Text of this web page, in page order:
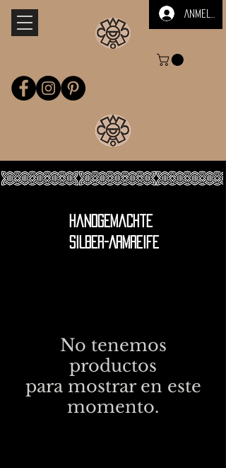
Anmelden
handgemachte
SILBER-ARMREIFE
No tenemos
productos
para mostrar en este
momento.